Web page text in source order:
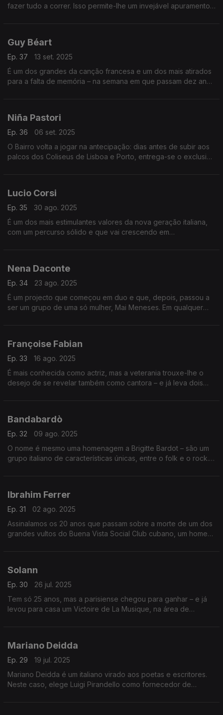
fazer tudo a correr. Isso permite-lhe um invejável apuramento
Guy Béart
Ep. 37
13 set. 2025
É um dos grandes da canção francesa e um dos mais atirados
para a falta de memória – na semana em que passam dez anos
Niña Pastori
Ep. 36
06 set. 2025
O Bairro volta a jogar na antecipação: dias antes de subir aos
palcos dos Coliseus de Lisboa e Porto, entrega-se o exclusivo
Lucio Corsi
Ep. 35
30 ago. 2025
É um dos mais estimulantes valores da nova geração italiana,
com um percurso sólido e que vai crescendo em
Nena Daconte
Ep. 34
23 ago. 2025
É um projecto que começou em duo e que, depois, passou a
ser um grupo de uma só mulher, Mai Meneses. Em qualquer
Françoise Fabian
Ep. 33
16 ago. 2025
É mais conhecida como actriz, mas a veterania trouxe-lhe o
desejo de se revelar também como cantora – e já leva dois
Bandabardò
Ep. 32
09 ago. 2025
O nome é mesmo uma homenagem a Brigitte Bardot – são um
grupo italiano de características únicas, entre o folk e o rock.
Ibrahim Ferrer
Ep. 31
02 ago. 2025
Assinalamos os 20 anos que passam sobre a morte de um dos
grandes vultos do Buena Vista Social Club cubano, um homem
Solann
Ep. 30
26 jul. 2025
Tem só 25 anos, mas a parisiense chegou para ganhar – e já
levou para casa um Victoire de La Musique, na área de
Mariano Deidda
Ep. 29
19 jul. 2025
Mariano Deidda é um italiano virado aos poetas e escritores.
Neste caso, elege Luigi Pirandello como fornecedor de